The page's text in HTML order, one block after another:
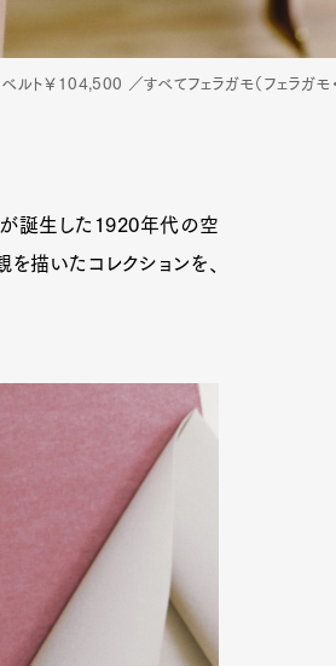
￥104,500 ／すべてフェラガモ（フェラガモ・
ドが誕生した1920年代の空
描いたコレクションを、